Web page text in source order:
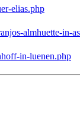
elias.php
almhuette-in-
in-luenen.php